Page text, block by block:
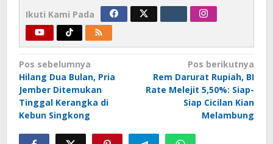
Ikuti Kami Pada
Navigasi
pos
Pos sebelumnya
Hilang Dua Bulan, Pria
Jember Ditemukan
Tinggal Kerangka di
Kebun Singkong
Pos berikutnya
Rem Darurat Rupiah, BI
Rate Melejit 5,50%: Siap-
Siap Cicilan Kian
Melambung